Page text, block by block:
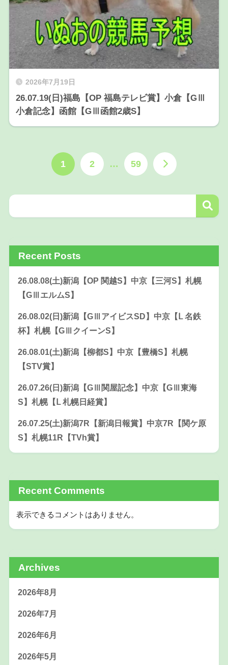
2026年7月19日
26.07.19(日)福島【OP 福島テレビ賞】小倉【GⅢ
小倉記念】函館【GⅢ函館2歳S】
1 2 … 59
Recent Posts
26.08.08(土)新潟【OP 関越S】中京【三河S】札幌
【GⅢエルムS】
26.08.02(日)新潟【GⅢアイビスSD】中京【Ⅼ 名鉄
杯】札幌【GⅢクイーンS】
26.08.01(土)新潟【柳都S】中京【豊橋S】札幌
【STV賞】
26.07.26(日)新潟【GⅢ関屋記念】中京【GⅢ東海
S】札幌【Ⅼ 札幌日経賞】
26.07.25(土)新潟7R【新潟日報賞】中京7R【関ケ原
S】札幌11R【TVh賞】
Recent Comments
表示できるコメントはありません。
Archives
2026年8月
2026年7月
2026年6月
2026年5月